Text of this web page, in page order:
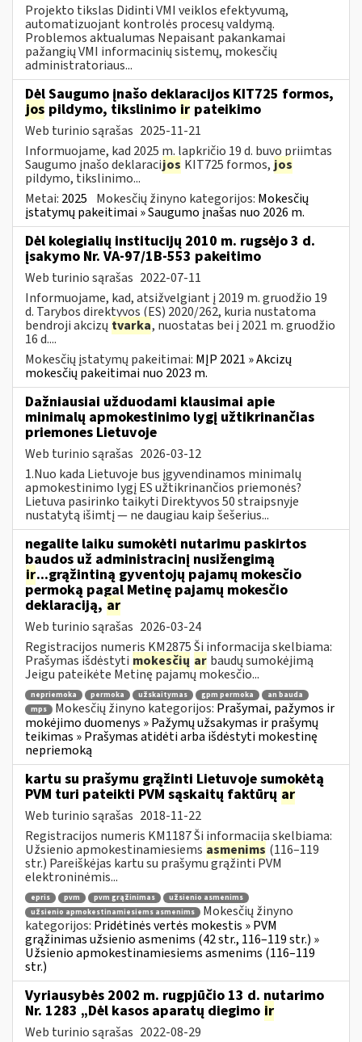
Projekto tikslas Didinti VMI veiklos efektyvumą,
automatizuojant kontrolės procesų valdymą.
Problemos aktualumas Nepaisant pakankamai
pažangių VMI informacinių sistemų, mokesčių
administratoriaus...
Dėl Saugumo įnašo deklaracijos KIT725 formos,
jos pildymo, tikslinimo ir pateikimo
Web turinio sąrašas 2025-11-21
Informuojame, kad 2025 m. lapkričio 19 d. buvo priimtas
Saugumo įnašo deklaracijos KIT725 formos, jos
pildymo, tikslinimo...
Metai: 2025 Mokesčių žinyno kategorijos: Mokesčių
įstatymų pakeitimai » Saugumo įnašas nuo 2026 m.
Dėl kolegialių institucijų 2010 m. rugsėjo 3 d.
įsakymo Nr. VA-97/1B-553 pakeitimo
Web turinio sąrašas 2022-07-11
Informuojame, kad, atsižvelgiant į 2019 m. gruodžio 19
d. Tarybos direktyvos (ES) 2020/262, kuria nustatoma
bendroji akcizų tvarka, nuostatas bei į 2021 m. gruodžio
16 d....
Mokesčių įstatymų pakeitimai: MĮP 2021 » Akcizų
mokesčių pakeitimai nuo 2023 m.
Dažniausiai užduodami klausimai apie
minimalų apmokestinimo lygį užtikrinančias
priemones Lietuvoje
Web turinio sąrašas 2026-03-12
1.Nuo kada Lietuvoje bus įgyvendinamos minimalų
apmokestinimo lygį ES užtikrinančios priemonės?
Lietuva pasirinko taikyti Direktyvos 50 straipsnyje
nustatytą išimtį — ne daugiau kaip šešerius...
negalite laiku sumokėti nutarimu paskirtos
baudos už administracinį nusižengimą
ir...grąžintiną gyventojų pajamų mokesčio
permoką pagal Metinę pajamų mokesčio
deklaraciją, ar
Web turinio sąrašas 2026-03-24
Registracijos numeris KM2875 Ši informacija skelbiama:
Prašymas išdėstyti mokesčių ar baudų sumokėjimą
Jeigu pateikėte Metinę pajamų mokesčio...
nepriemoka permoka užskaitymas gpm permoka
an bauda
mps
Mokesčių žinyno kategorijos: Prašymai, pažymos ir
mokėjimo duomenys » Pažymų užsakymas ir prašymų
teikimas » Prašymas atidėti arba išdėstyti mokestinę
nepriemoką
kartu su prašymu grąžinti Lietuvoje sumokėtą
PVM turi pateikti PVM sąskaitų faktūrų ar
Web turinio sąrašas 2018-11-22
Registracijos numeris KM1187 Ši informacija skelbiama:
Užsienio apmokestinamiesiems asmenims (116–119
str.) Pareiškėjas kartu su prašymu grąžinti PVM
elektroninėmis...
epris pvm pvm grąžinimas
užsienio asmenims
užsienio apmokestinamiesiems asmenims
Mokesčių žinyno
kategorijos: Pridėtinės vertės mokestis » PVM
grąžinimas užsienio asmenims (42 str., 116–119 str.) »
Užsienio apmokestinamiesiems asmenims (116–119
str.)
Vyriausybės 2002 m. rugpjūčio 13 d. nutarimo
Nr. 1283 „Dėl kasos aparatų diegimo ir
Web turinio sąrašas 2022-08-29